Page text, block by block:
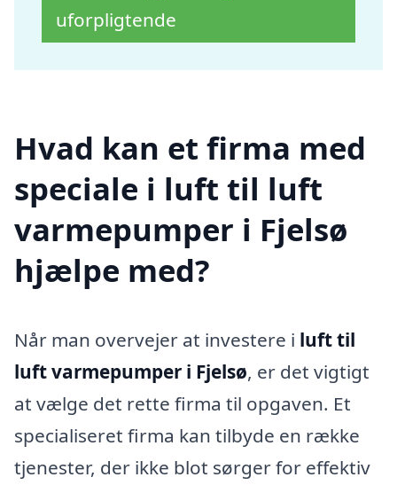
uforpligtende
Hvad kan et firma med
speciale i luft til luft
varmepumper i Fjelsø
hjælpe med?
Når man overvejer at investere i luft til
luft varmepumper i Fjelsø, er det vigtigt
at vælge det rette firma til opgaven. Et
specialiseret firma kan tilbyde en række
tjenester, der ikke blot sørger for effektiv